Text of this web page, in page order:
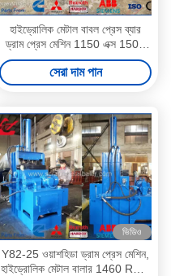
হাইড্রোলিক মেটাল বাবল প্রেস ব্যার
ড্রাম প্রেস মেশিন 1150 এক্স 1500
এক্স 2950mm আকার
সেরা দাম পান
ভিডিও
Y82-25 ওয়াশহিডা ড্রাম প্রেস মেশিন,
হাইড্রোলিক মেটাল বালার 1460 RPM